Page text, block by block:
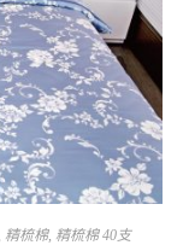
精梳棉, 精梳棉 40支